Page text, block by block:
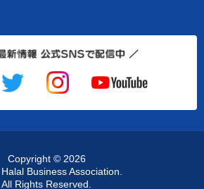
Copyright © 2026
Business Association.
All Rights Reserved.